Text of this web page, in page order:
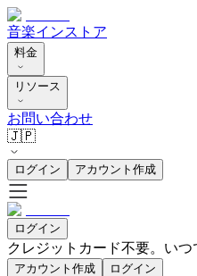
音楽インストア
料金
リソース
お問い合わせ
🇯🇵
ログイン アカウント作成
ログイン
クレジットカード不要。いつ
アカウント作成 ログイン